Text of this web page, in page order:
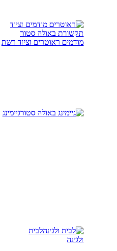
מודמים ראוטרים וציוד רשת
גיימינג
לבית
ולגינה